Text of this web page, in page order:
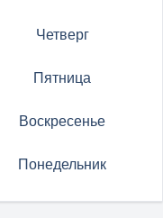
Четверг
Пятница
Воскресенье
Понедельник